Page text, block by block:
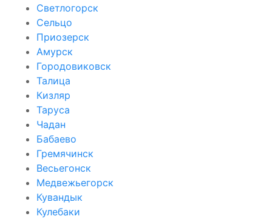
Светлогорск
Сельцо
Приозерск
Амурск
Городовиковск
Талица
Кизляр
Таруса
Чадан
Бабаево
Гремячинск
Весьегонск
Медвежьегорск
Кувандык
Кулебаки